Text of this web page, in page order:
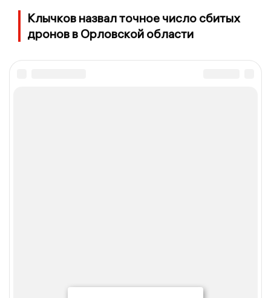
Клычков назвал точное число сбитых
дронов в Орловской области